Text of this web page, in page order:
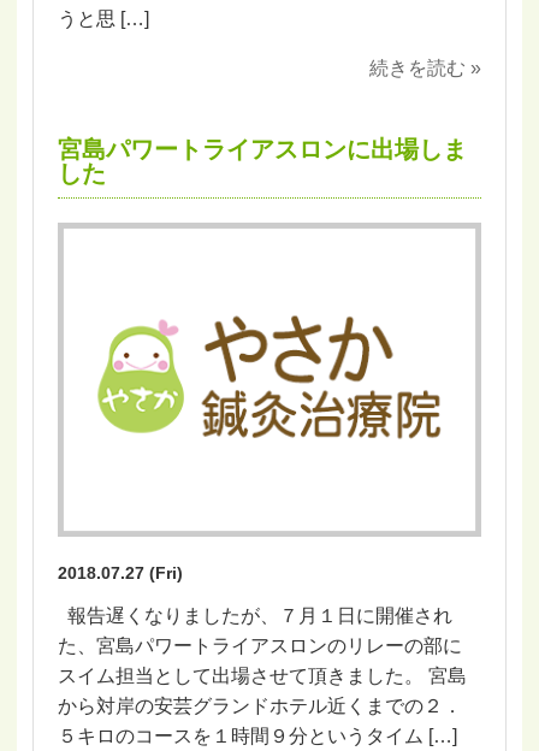
うと思 […]
続きを読む »
宮島パワートライアスロンに出場しま
した
2018.07.27 (Fri)
報告遅くなりましたが、７月１日に開催され
た、宮島パワートライアスロンのリレーの部に
スイム担当として出場させて頂きました。 宮島
から対岸の安芸グランドホテル近くまでの２．
５キロのコースを１時間９分というタイム […]